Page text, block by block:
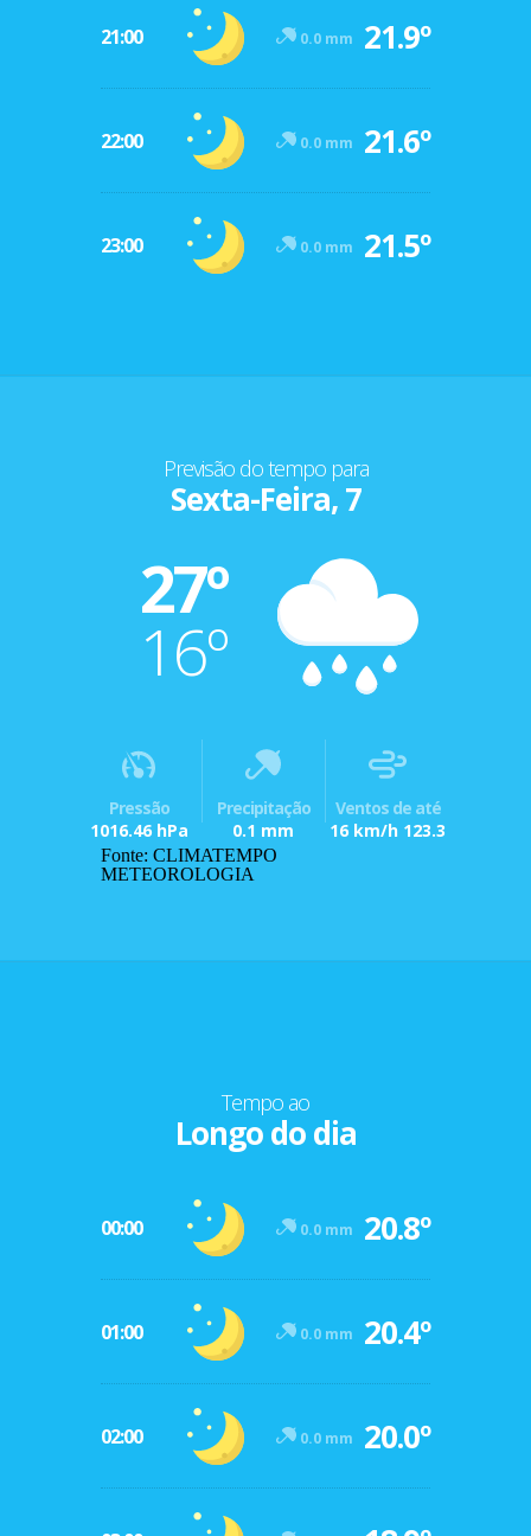
21:00 0.0 mm 21.9º
22:00 0.0 mm 21.6º
23:00 0.0 mm 21.5º
Previsão do tempo para
Sexta-Feira, 7
27º
16º
Pressão
1016.46 hPa
Precipitação
0.1 mm
Ventos de até
16 km/h 123.3
Fonte: CLIMATEMPO
METEOROLOGIA
Tempo ao
Longo do dia
00:00 0.0 mm 20.8º
01:00 0.0 mm 20.4º
02:00 0.0 mm 20.0º